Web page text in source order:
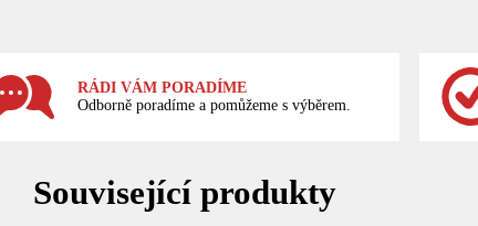
RÁDI VÁM PORADÍME
Odborně poradíme a pomůžeme s výběrem.
Související produkty